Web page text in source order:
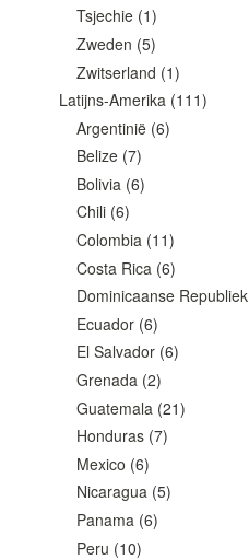
Tsjechie (1)
Zweden (5)
Zwitserland (1)
Latijns-Amerika(111)
Argentinië (6)
Belize (7)
Bolivia (6)
Chili (6)
Colombia (11)
Costa Rica (6)
Dominicaanse Republiek
Ecuador (6)
El Salvador (6)
Grenada (2)
Guatemala (21)
Honduras (7)
Mexico (6)
Nicaragua (5)
Panama (6)
Peru (10)